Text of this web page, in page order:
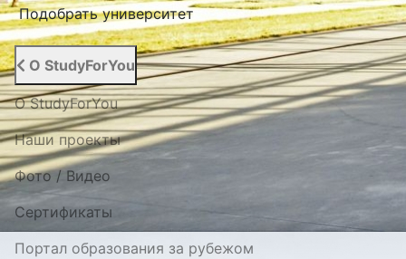
Подобрать университет
О StudyForYou
О StudyForYou
Наши проекты
Фото / Видео
Cертификаты
Портал образования за рубежом